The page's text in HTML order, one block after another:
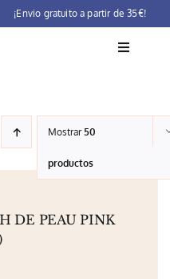
¡Envio gratuito a partir de 35€!
Toggle
Mostrar50
productos
DE PEAU PINK